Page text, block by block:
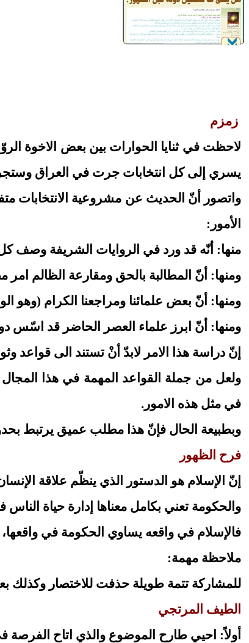
زمزم
لاحظت في ثنايا الحوارات بين بعض الاخوة
يسري إلى كل انتخابات جرت في العراق
واتصور أنّ الحديث عن مشروعية الانتخابات
الأمور:
منها: أنّه قد ورد في الروايات الشريفة وصف
ومنها: أنّ المطالبة بالحق ومقارعة الظالم
ومنها: أنّ بعض علمائنا ومراجعنا الكرام (وهو
ومنها: أنّ ابرز علماء العصر الحاضر قد اسّس
إنّ دراسة هذا الامر لابدّ أنْ تستند الى
ولعل من جملة القواعد المهمة في هذا المجال
في مثل هذه الامور.
وبطبيعة الحال فإنّ هذا مطلب عميق يرتبط
فرح الظهور
إنّ الإسلام هو الدستور الذي ينظّم علاقة
والحكومة تعني بكامل معناها إدارة حياة
فالإسلام في واقعه يساوي الحكومة في
ملاحظة مهمة:
للمشاركة تتمة طويلة حذفت للاختصار وكذلك
الطيف المرتجي
أولاً: احيي طارح الموضوع والذي اتاح الفرصة